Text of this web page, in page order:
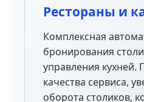
Рестораны и
Комплексная
бронирования
управления
качества сервиса,
оборота столиков,